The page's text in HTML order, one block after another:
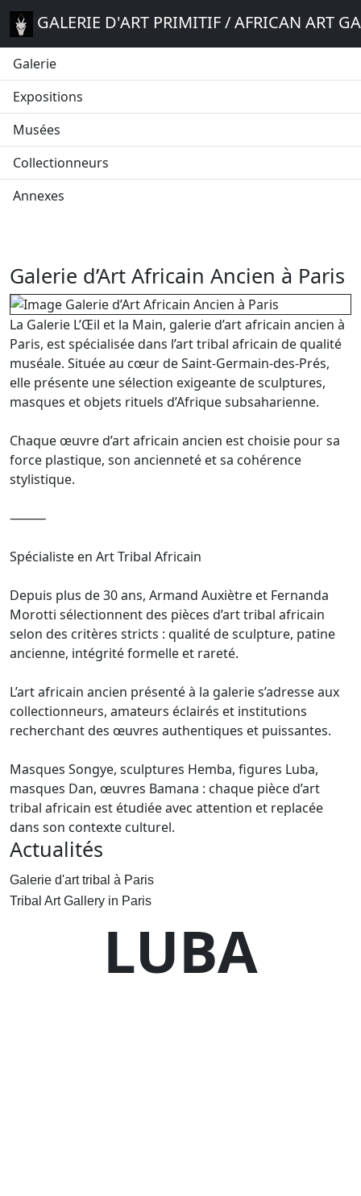
GALERIE D'ART PRIMITIF / AFRICAN ART
Galerie
Expositions
Musées
Collectionneurs
Annexes
Galerie d’Art Africain Ancien à Paris
La Galerie L’Œil et la Main, galerie d’art africain ancien à
Paris, est spécialisée dans l’art tribal africain de qualité
muséale. Située au cœur de Saint-Germain-des-Prés,
elle présente une sélection exigeante de sculptures,
masques et objets rituels d’Afrique subsaharienne.
Chaque œuvre d’art africain ancien est choisie pour sa
force plastique, son ancienneté et sa cohérence
stylistique.
⸻
Spécialiste en Art Tribal Africain
Depuis plus de 30 ans, Armand Auxiètre et Fernanda
Morotti sélectionnent des pièces d’art tribal africain
selon des critères stricts : qualité de sculpture, patine
ancienne, intégrité formelle et rareté.
L’art africain ancien présenté à la galerie s’adresse aux
collectionneurs, amateurs éclairés et institutions
recherchant des œuvres authentiques et puissantes.
Masques Songye, sculptures Hemba, figures Luba,
masques Dan, œuvres Bamana : chaque pièce d’art
tribal africain est étudiée avec attention et replacée
dans son contexte culturel.
Actualités
Galerie d'art tribal à Paris
Tribal Art Gallery in Paris
LUBA